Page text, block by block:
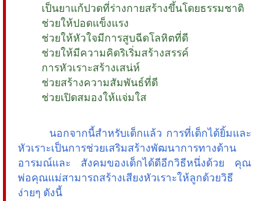
 เป็นยาแก้ปวดที่ร่างกายสร้างขึ้นโดยธรรมชาติ
 ช่วยให้ปอดแข็งแรง
 ช่วยให้หัวใจมีการสูบฉีดโลหิตที่ดี
 ช่วยให้มีความคิดริเริ่มสร้างสรรค์
 การหัวเราะสร้างเสน่ห์
 ช่วยสร้างความสัมพันธ์ที่ดี
 ช่วยเปิดสมองให้แจ่มใส
นอกจากนี้สำหรับเด็กแล้ว การที่เด็กได้ยิ้มและ
หัวเราะเป็นการช่วยเสริมสร้างพัฒนาการทางด้าน
อารมณ์และ สังคมของเด็กได้ดีอีกวิธีหนึ่งด้วย คุณ
พ่อคุณแม่สามารถสร้างเสียงหัวเราะให้ลูกด้วยวิธี
ง่ายๆ ดังนี้